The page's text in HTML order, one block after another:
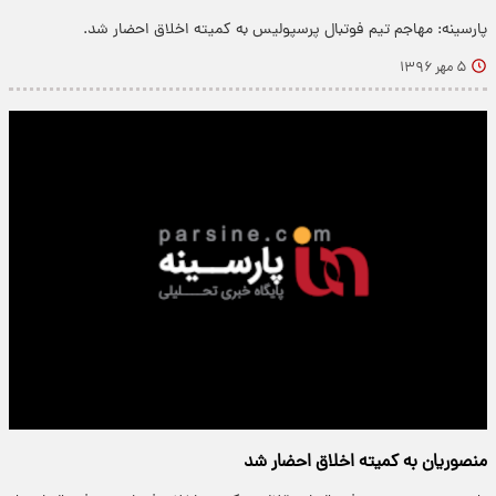
پارسینه: مهاجم تیم فوتبال پرسپولیس به کمیته اخلاق احضار شد.
۵ مهر ۱۳۹۶
منصوریان به کمیته اخلاق احضار شد